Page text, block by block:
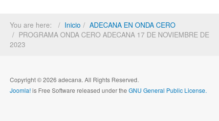
You are here: Inicio
ADECANA EN ONDA CERO
PROGRAMA ONDA CERO ADECANA 17 DE NOVIEMBRE DE
2023
Copyright © 2026 adecana. All Rights Reserved.
Joomla!is Free Software released under the GNU General Public License.